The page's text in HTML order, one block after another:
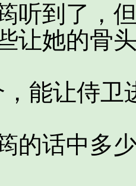
到了，但
让她的骨
让侍卫
话中多少